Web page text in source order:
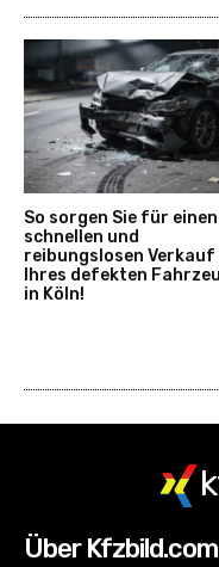
So sorgen Sie für einen
schnellen und
reibungslosen Verkauf
Ihres defekten
in Köln!
Über Kfzbild.com